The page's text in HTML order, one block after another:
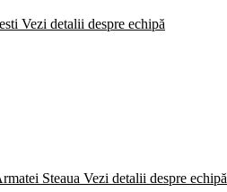
Vezi detalii despre echipă
Steaua Vezi detalii despre echipă